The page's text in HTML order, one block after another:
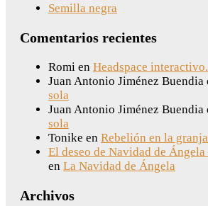
Semilla negra
Comentarios recientes
Romi en Headspace
Juan Antonio Jiménez Buendia
sola
Juan Antonio Jiménez Buendia
sola
Tonike en Rebelión en la
El deseo de Navidad de
en La Navidad de Ángela
Archivos